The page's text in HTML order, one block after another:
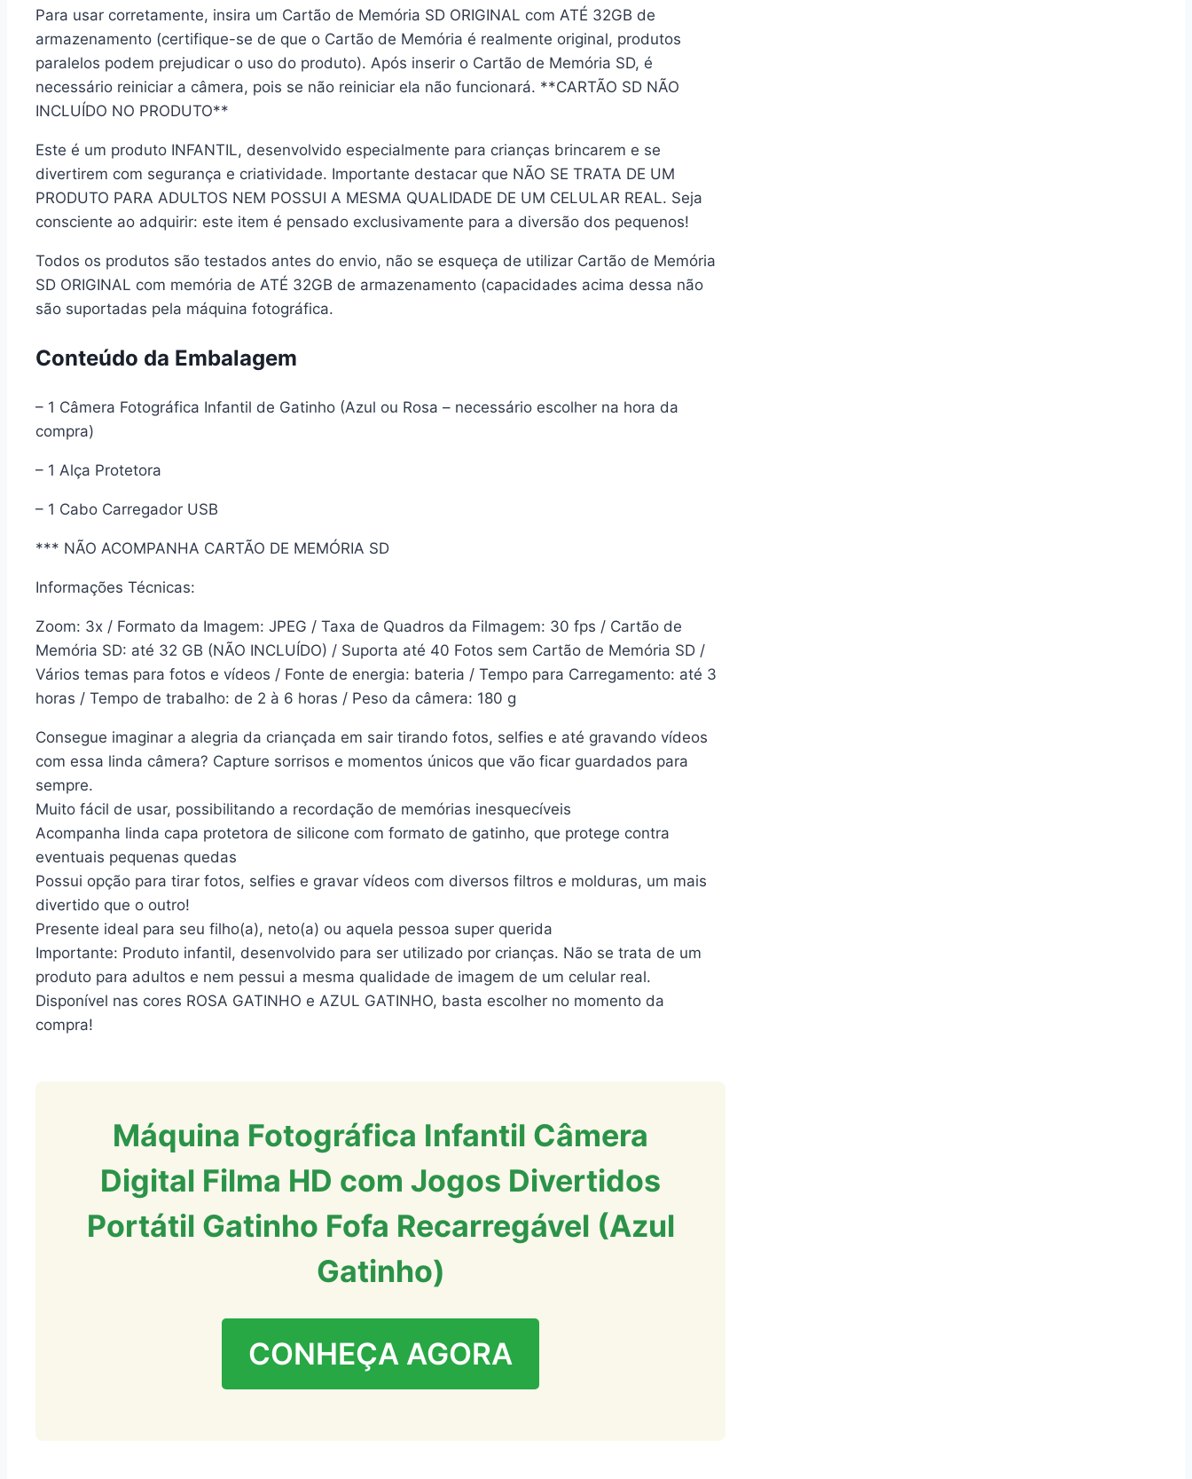
Para usar corretamente, insira um Cartão de Memória SD ORIGINAL com ATÉ 32GB de
armazenamento (certifique-se de que o Cartão de Memória é realmente original, produtos
paralelos podem prejudicar o uso do produto). Após inserir o Cartão de Memória SD, é
necessário reiniciar a câmera, pois se não reiniciar ela não funcionará. **CARTÃO SD NÃO
INCLUÍDO NO PRODUTO**
Este é um produto INFANTIL, desenvolvido especialmente para crianças brincarem e se
divertirem com segurança e criatividade. Importante destacar que NÃO SE TRATA DE UM
PRODUTO PARA ADULTOS NEM POSSUI A MESMA QUALIDADE DE UM CELULAR REAL. Seja
consciente ao adquirir: este item é pensado exclusivamente para a diversão dos pequenos!
Todos os produtos são testados antes do envio, não se esqueça de utilizar Cartão de Memória
SD ORIGINAL com memória de ATÉ 32GB de armazenamento (capacidades acima dessa não
são suportadas pela máquina fotográfica.
Conteúdo da Embalagem
– 1 Câmera Fotográfica Infantil de Gatinho (Azul ou Rosa – necessário escolher na hora da
compra)
– 1 Alça Protetora
– 1 Cabo Carregador USB
*** NÃO ACOMPANHA CARTÃO DE MEMÓRIA SD
Informações Técnicas:
Zoom: 3x / Formato da Imagem: JPEG / Taxa de Quadros da Filmagem: 30 fps / Cartão de
Memória SD: até 32 GB (NÃO INCLUÍDO) / Suporta até 40 Fotos sem Cartão de Memória SD /
Vários temas para fotos e vídeos / Fonte de energia: bateria / Tempo para Carregamento: até 3
horas / Tempo de trabalho: de 2 à 6 horas / Peso da câmera: 180 g
Consegue imaginar a alegria da criançada em sair tirando fotos, selfies e até gravando vídeos
com essa linda câmera? Capture sorrisos e momentos únicos que vão ficar guardados para
sempre.
Muito fácil de usar, possibilitando a recordação de memórias inesquecíveis
Acompanha linda capa protetora de silicone com formato de gatinho, que protege contra
eventuais pequenas quedas
Possui opção para tirar fotos, selfies e gravar vídeos com diversos filtros e molduras, um mais
divertido que o outro!
Presente ideal para seu filho(a), neto(a) ou aquela pessoa super querida
Importante: Produto infantil, desenvolvido para ser utilizado por crianças. Não se trata de um
produto para adultos e nem pessui a mesma qualidade de imagem de um celular real.
Disponível nas cores ROSA GATINHO e AZUL GATINHO, basta escolher no momento da
compra!
Máquina Fotográfica Infantil Câmera
Digital Filma HD com Jogos Divertidos
Portátil Gatinho Fofa Recarregável (Azul
Gatinho)
CONHEÇA AGORA